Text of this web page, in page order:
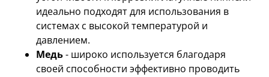
идеально подходят для использования в
системах с высокой температурой и
давлением.
Медь- широко используется благодаря
своей способности эффективно проводить